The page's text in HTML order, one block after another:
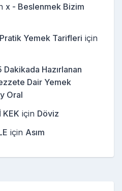
x - Beslenmek Bizim
Yemek Tarifleri için
Hazırlanan
Dair Yemek
Oral
KEK için Döviz
için Asım